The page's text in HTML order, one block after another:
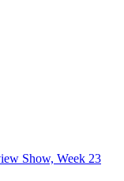
Show, Week 23